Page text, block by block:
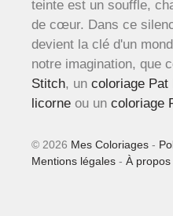
teinte est un souffle,
de cœur. Dans ce
devient la clé d'un
notre imagination, que
Stitch, un coloriage Pat
licorne ou un coloriage
© 2026 Mes Coloriages -
Mentions légales - À propos